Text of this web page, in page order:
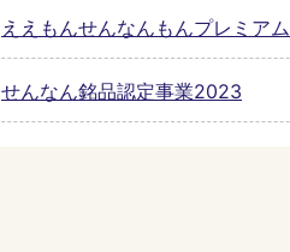
ええもんせんなんもんプレミアム
せんなん銘品認定事業2023